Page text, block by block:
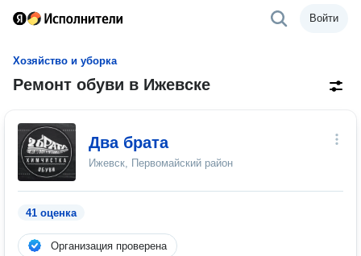
Войти
Хозяйство и уборка
Ремонт обуви в Ижевске
Два брата
Ижевск, Первомайский район
41 оценка
Организация проверена